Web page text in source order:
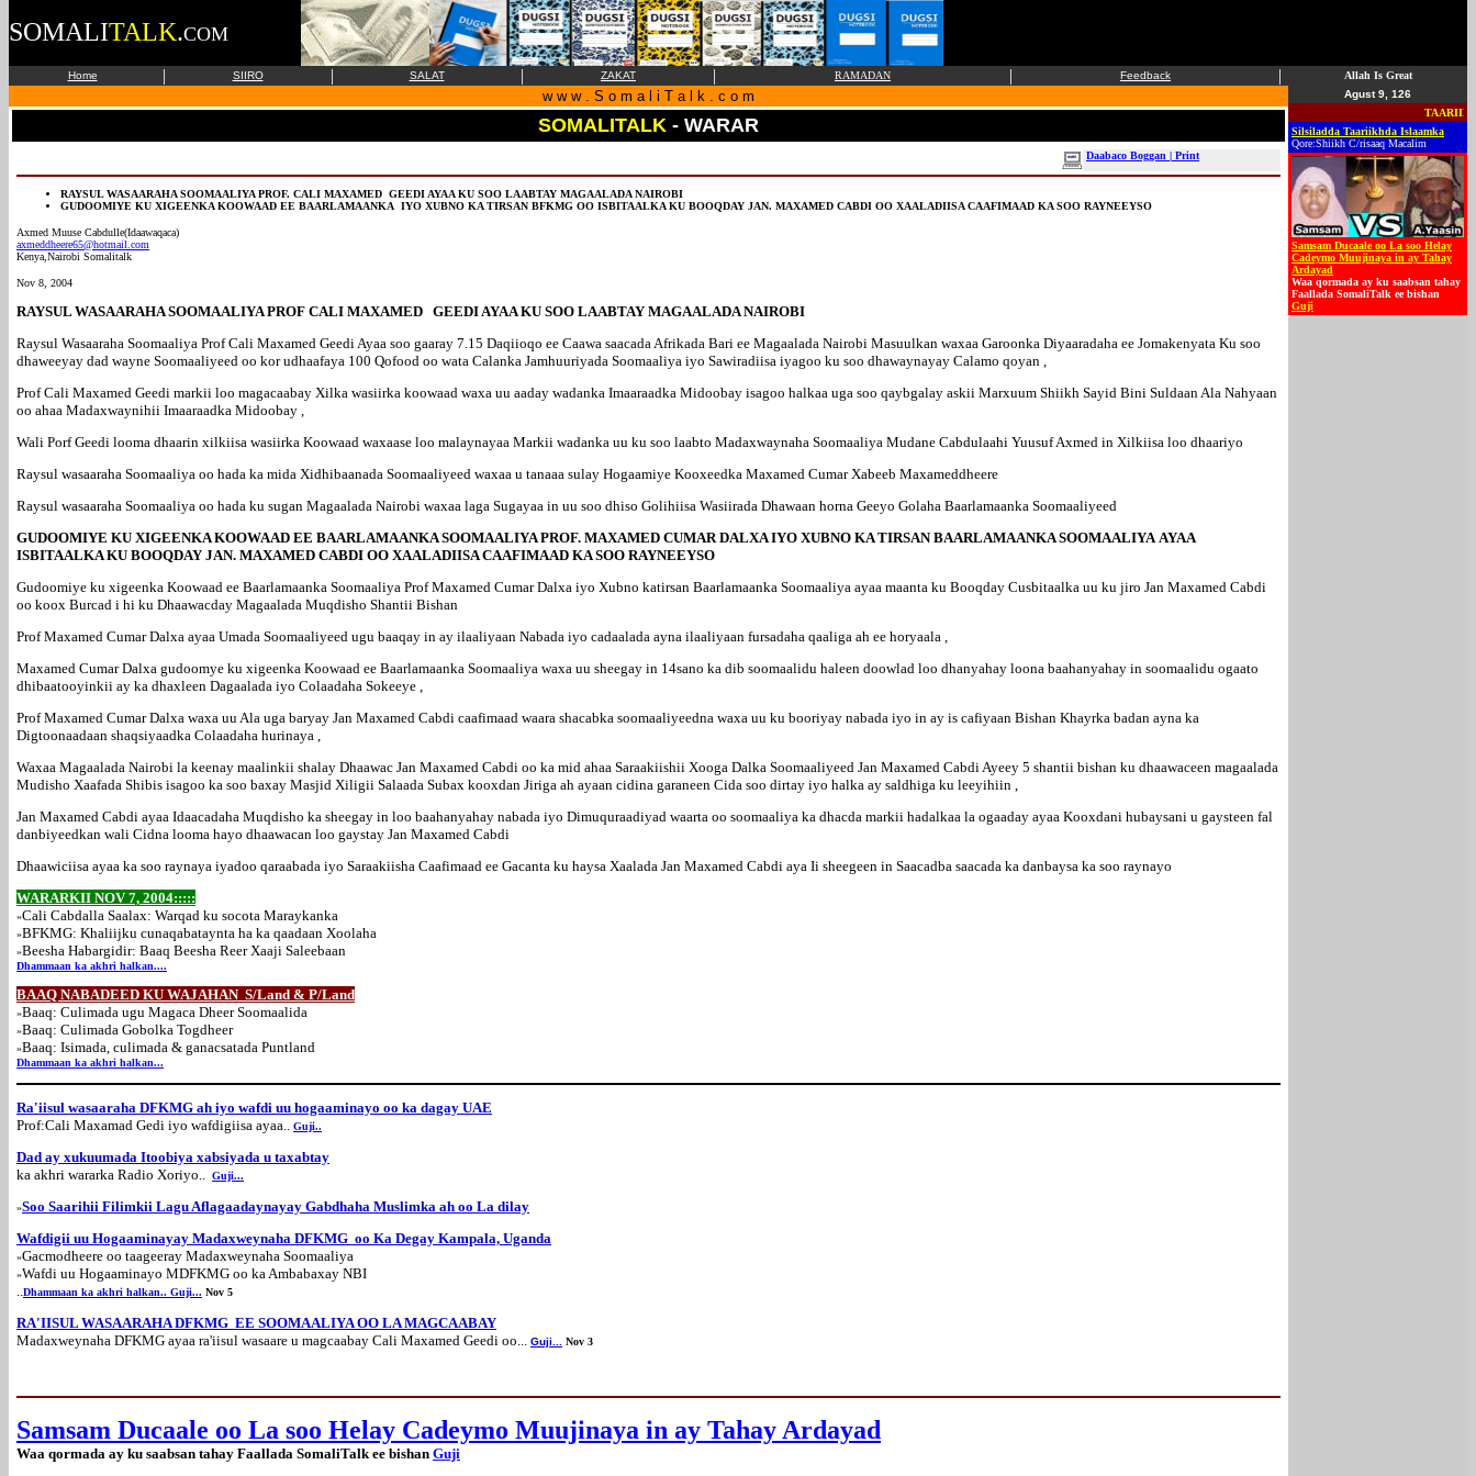
SOMALITALK.COM
Home | SIIRO | SALAT | ZAKAT | RAMADAN | Feedback |
w w w . S o m a l i T a l k . c o m
SOMALITALK - WARAR
Daabaco Boggan | Print
RAYSUL WASAARAHA SOOMAALIYA PROF. CALI MAXAMED GEEDI AYAA KU SOO LAABTAY MAGAALADA NAIROBI
GUDOOMIYE KU XIGEENKA KOOWAAD EE BAARLAMAANKA IYO XUBNO KA TIRSAN BFKMG OO ISBITAALKA KU BOOQDAY JAN. MAXAMED CABDI OO XAALADIISA CAAFIMAAD KA SOO RAYNEEYSO
Axmed Muuse Cabdulle(Idaawaqaca)
axmeddheere65@hotmail.com
Kenya,Nairobi Somalitalk
Nov 8, 2004
RAYSUL WASAARAHA SOOMAALIYA PROF CALI MAXAMED GEEDI AYAA KU SOO LAABTAY MAGAALADA NAIROBI
Raysul Wasaaraha Soomaaliya Prof Cali Maxamed Geedi Ayaa soo gaaray 7.15 Daqiioqo ee Caawa saacada Afrikada Bari ee Magaalada Nairobi Masuulkan waxaa Garoonka Diyaaradaha ee Jomakenyata Ku soo
dhaweeyay dad wayne Soomaaliyeed oo kor udhaafaya 100 Qofood oo wata Calanka Jamhuuriyada Soomaaliya iyo Sawiradiisa iyagoo ku soo dhawaynayay Calamo qoyan ,
Prof Cali Maxamed Geedi markii loo magacaabay Xilka wasiirka koowaad waxa uu aaday wadanka Imaaraadka Midoobay isagoo halkaa uga soo qaybgalay askii Marxuum Shiikh Sayid Bini Suldaan Ala Nahyaan
oo ahaa Madaxwaynihii Imaaraadka Midoobay ,
Wali Porf Geedi looma dhaarin xilkiisa wasiirka Koowaad waxaase loo malaynayaa Markii wadanka uu ku soo laabto Madaxwaynaha Soomaaliya Mudane Cabdulaahi Yuusuf Axmed in Xilkiisa loo dhaariyo
Raysul wasaaraha Soomaaliya oo hada ka mida Xidhibaanada Soomaaliyeed waxaa u tanaaa sulay Hogaamiye Kooxeedka Maxamed Cumar Xabeeb Maxameddheere
Raysul wasaaraha Soomaaliya oo hada ku sugan Magaalada Nairobi waxaa laga Sugayaa in uu soo dhiso Golihiisa Wasiirada Dhawaan horna Geeyo Golaha Baarlamaanka Soomaaliyeed
GUDOOMIYE KU XIGEENKA KOOWAAD EE BAARLAMAANKA SOOMAALIYA PROF. MAXAMED CUMAR DALXA IYO XUBNO KA TIRSAN BAARLAMAANKA SOOMAALIYA AYAA
ISBITAALKA KU BOOQDAY JAN. MAXAMED CABDI OO XAALADIISA CAAFIMAAD KA SOO RAYNEEYSO
Gudoomiye ku xigeenka Koowaad ee Baarlamaanka Soomaaliya Prof Maxamed Cumar Dalxa iyo Xubno katirsan Baarlamaanka Soomaaliya ayaa maanta ku Booqday Cusbitaalka uu ku jiro Jan Maxamed Cabdi
oo koox Burcad i hi ku Dhaawacday Magaalada Muqdisho Shantii Bishan
Prof Maxamed Cumar Dalxa ayaa Umada Soomaaliyeed ugu baaqay in ay ilaaliyaan Nabada iyo cadaalada ayna ilaaliyaan fursadaha qaaliga ah ee horyaala ,
Maxamed Cumar Dalxa gudoomye ku xigeenka Koowaad ee Baarlamaanka Soomaaliya waxa uu sheegay in 14sano ka dib soomaalidu haleen doowlad loo dhanyahay loona baahanyahay in soomaalidu ogaato
dhibaatooyinkii ay ka dhaxleen Dagaalada iyo Colaadaha Sokeeye ,
Prof Maxamed Cumar Dalxa waxa uu Ala uga baryay Jan Maxamed Cabdi caafimaad waara shacabka soomaaliyeedna waxa uu ku booriyay nabada iyo in ay is cafiyaan Bishan Khayrka badan ayna ka
Digtoonaadaan shaqsiyaadka Colaadaha hurinaya ,
Waxaa Magaalada Nairobi la keenay maalinkii shalay Dhaawac Jan Maxamed Cabdi oo ka mid ahaa Saraakiishii Xooga Dalka Soomaaliyeed Jan Maxamed Cabdi Ayeey 5 shantii bishan ku dhaawaceen magaalada
Mudisho Xaafada Shibis isagoo ka soo baxay Masjid Xiligii Salaada Subax kooxdan Jiriga ah ayaan cidina garaneen Cida soo dirtay iyo halka ay saldhiga ku leeyihiin ,
Jan Maxamed Cabdi ayaa Idaacadaha Muqdisho ka sheegay in loo baahanyahay nabada iyo Dimuquraadiyad waarta oo soomaaliya ka dhacda markii hadalkaa la ogaaday ayaa Kooxdani hubaysani u gaysteen fal
danbiyeedkan wali Cidna looma hayo dhaawacan loo gaystay Jan Maxamed Cabdi
Dhaawiciisa ayaa ka soo raynaya iyadoo qaraabada iyo Saraakiisha Caafimaad ee Gacanta ku haysa Xaalada Jan Maxamed Cabdi aya Ii sheegeen in Saacadba saacada ka danbaysa ka soo raynayo
WARARKII NOV 7, 2004:::::
»Cali Cabdalla Saalax: Warqad ku socota Maraykanka
»BFKMG: Khaliijku cunaqabataynta ha ka qaadaan Xoolaha
»Beesha Habargidir: Baaq Beesha Reer Xaaji Saleebaan
Dhammaan ka akhri halkan....
BAAQ NABADEED KU WAJAHAN S/Land & P/Land
»Baaq: Culimada ugu Magaca Dheer Soomaalida
»Baaq: Culimada Gobolka Togdheer
»Baaq: Isimada, culimada & ganacsatada Puntland
Dhammaan ka akhri halkan...
Ra'iisul wasaaraha DFKMG ah iyo wafdi uu hogaaminayo oo ka dagay UAE
Prof:Cali Maxamad Gedi iyo wafdigiisa ayaa..
Guji..
Dad ay xukuumada Itoobiya xabsiyada u taxabtay
ka akhri wararka Radio Xoriyo..
Guji...
»Soo Saarihii Filimkii Lagu Aflagaadaynayay Gabdhaha Muslimka ah oo La dilay
Wafdigii uu Hogaaminayay Madaxweynaha DFKMG oo Ka Degay Kampala, Uganda
»Gacmodheere oo taageeray Madaxweynaha Soomaaliya
»Wafdi uu Hogaaminayo MDFKMG oo ka Ambabaxay NBI
Dhammaan ka akhri halkan.. Guji... Nov 5
RA'IISUL WASAARAHA DFKMG EE SOOMAALIYA OO LA MAGCAABAY
Madaxweynaha DFKMG ayaa ra'iisul wasaare u magcaabay Cali Maxamed Geedi oo...
Guji... Nov 3
Samsam Ducaale oo La soo Helay Cadeymo Muujinaya in ay Tahay Ardayad
Waa qormada ay ku saabsan tahay Faallada SomaliTalk ee bishan Guji
Allah Is Great
Agust 9, 126
Silsiladda Taariikhda Islaamka
Qore:Shiikh C/risaaq Macalim
Samsam Ducaale oo La soo Helay
Cadeymo Muujinaya in ay Tahay
Ardayad
Waa qormada ay ku saabsan tahay
Faallada SomaliTalk ee bishan
Guji